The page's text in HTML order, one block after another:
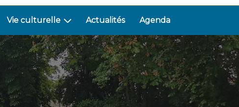
Vie culturelle Actualités Agenda